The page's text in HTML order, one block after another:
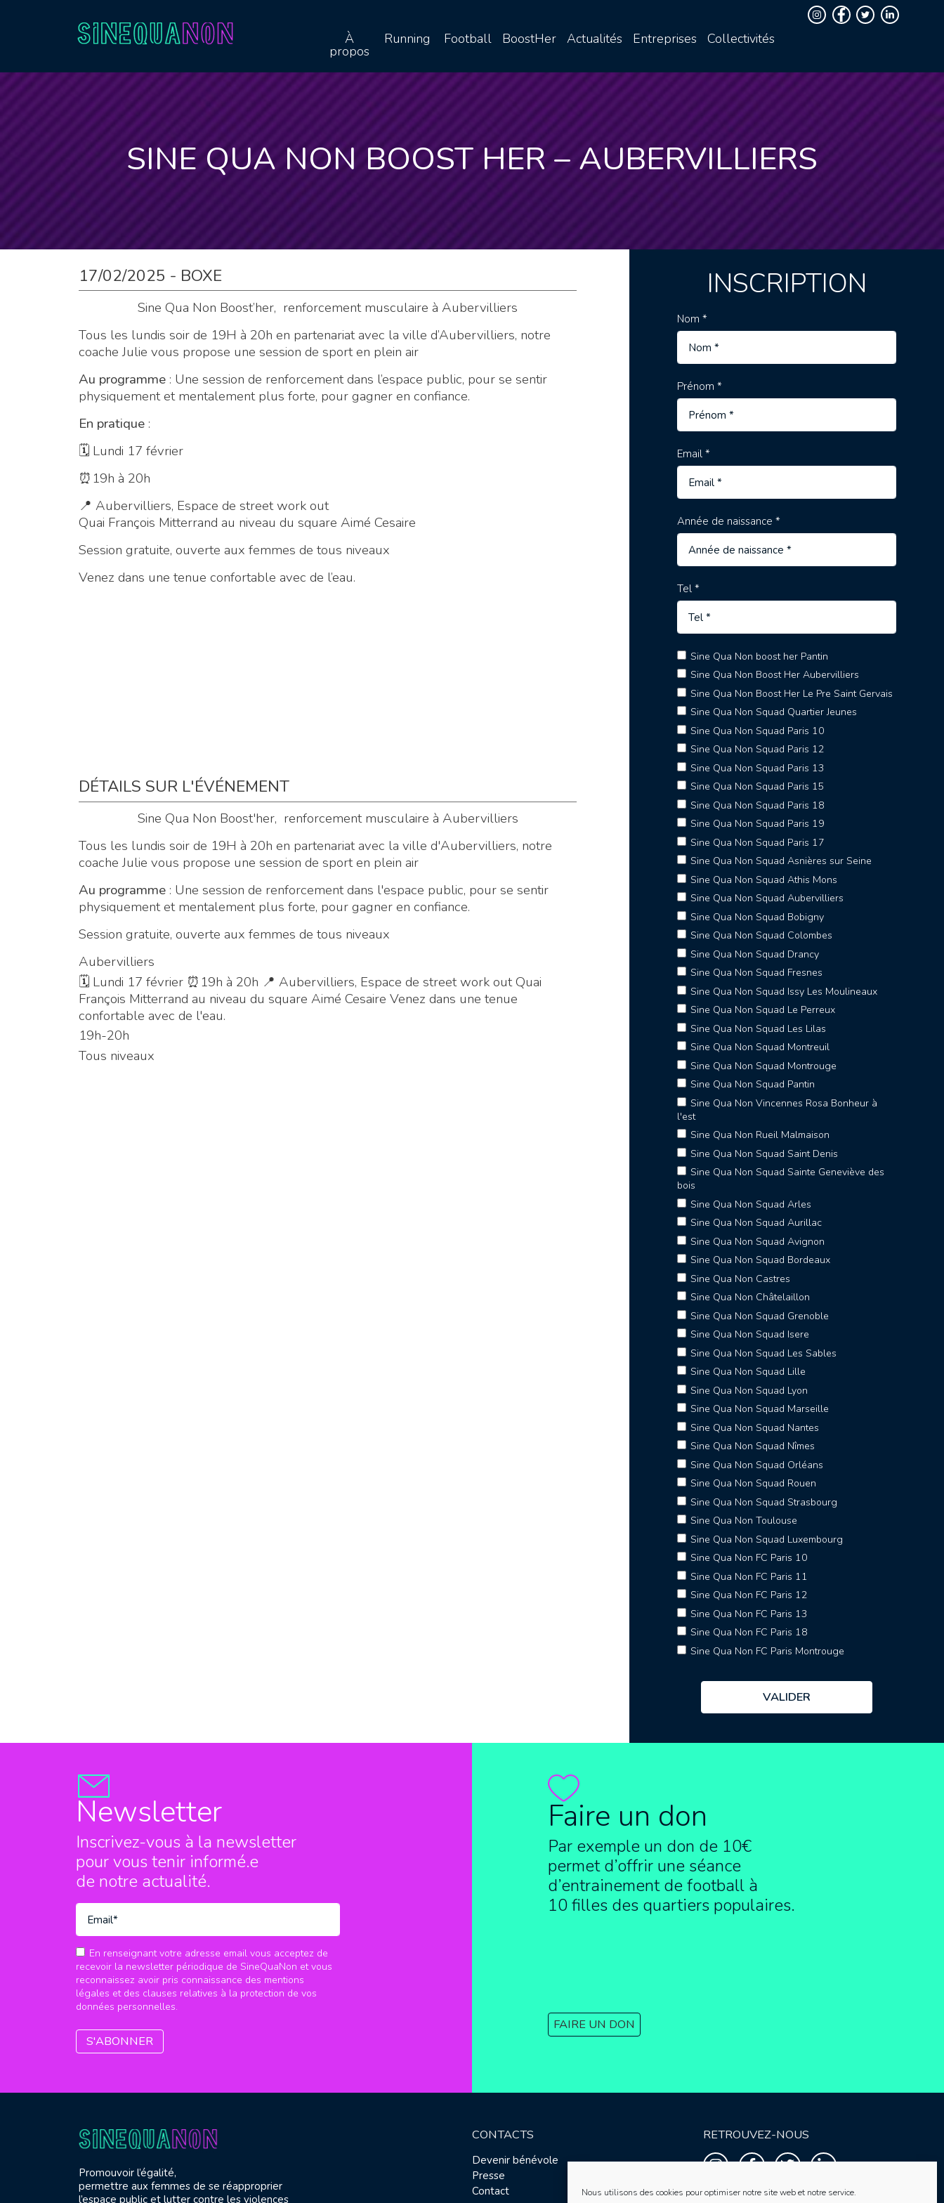
Nous utilisons des cookies pour optimiser notre site web et notre service.
À
propos
Running Football BoostHer Actualités Entreprises Collectivités
SINE QUA NON BOOST HER – AUBERVILLIERS
17/02/2025 - BOXE
Sine Qua Non Boost’her, renforcement musculaire à Aubervilliers
Tous les lundis soir de 19H à 20h en partenariat avec la ville d’Aubervilliers, notre
coache Julie vous propose une session de sport en plein air
Au programme : Une session de renforcement dans l’espace public, pour se sentir
physiquement et mentalement plus forte, pour gagner en confiance.
En pratique :
🗓 Lundi 17 février
⏰19h à 20h
📍 Aubervilliers, Espace de street work out
Quai François Mitterrand au niveau du square Aimé Cesaire
Session gratuite, ouverte aux femmes de tous niveaux
Venez dans une tenue confortable avec de l’eau.
DÉTAILS SUR L'ÉVÉNEMENT
Sine Qua Non Boost'her, renforcement musculaire à Aubervilliers
Tous les lundis soir de 19H à 20h en partenariat avec la ville d'Aubervilliers, notre
coache Julie vous propose une session de sport en plein air
Au programme : Une session de renforcement dans l'espace public, pour se sentir
physiquement et mentalement plus forte, pour gagner en confiance.
Session gratuite, ouverte aux femmes de tous niveaux
Aubervilliers
🗓 Lundi 17 février ⏰19h à 20h 📍 Aubervilliers, Espace de street work out Quai
François Mitterrand au niveau du square Aimé Cesaire Venez dans une tenue
confortable avec de l'eau.
19h-20h
Tous niveaux
INSCRIPTION
Nom *
Prénom *
Email *
Année de naissance *
Tel *
Sine Qua Non boost her Pantin
Sine Qua Non Boost Her Aubervilliers
Sine Qua Non Boost Her Le Pre Saint Gervais
Sine Qua Non Squad Quartier Jeunes
Sine Qua Non Squad Paris 10
Sine Qua Non Squad Paris 12
Sine Qua Non Squad Paris 13
Sine Qua Non Squad Paris 15
Sine Qua Non Squad Paris 18
Sine Qua Non Squad Paris 19
Sine Qua Non Squad Paris 17
Sine Qua Non Squad Asnières sur Seine
Sine Qua Non Squad Athis Mons
Sine Qua Non Squad Aubervilliers
Sine Qua Non Squad Bobigny
Sine Qua Non Squad Colombes
Sine Qua Non Squad Drancy
Sine Qua Non Squad Fresnes
Sine Qua Non Squad Issy Les Moulineaux
Sine Qua Non Squad Le Perreux
Sine Qua Non Squad Les Lilas
Sine Qua Non Squad Montreuil
Sine Qua Non Squad Montrouge
Sine Qua Non Squad Pantin
Sine Qua Non Vincennes Rosa Bonheur à
l'est
Sine Qua Non Rueil Malmaison
Sine Qua Non Squad Saint Denis
Sine Qua Non Squad Sainte Geneviève des
bois
Sine Qua Non Squad Arles
Sine Qua Non Squad Aurillac
Sine Qua Non Squad Avignon
Sine Qua Non Squad Bordeaux
Sine Qua Non Castres
Sine Qua Non Châtelaillon
Sine Qua Non Squad Grenoble
Sine Qua Non Squad Isere
Sine Qua Non Squad Les Sables
Sine Qua Non Squad Lille
Sine Qua Non Squad Lyon
Sine Qua Non Squad Marseille
Sine Qua Non Squad Nantes
Sine Qua Non Squad Nîmes
Sine Qua Non Squad Orléans
Sine Qua Non Squad Rouen
Sine Qua Non Squad Strasbourg
Sine Qua Non Toulouse
Sine Qua Non Squad Luxembourg
Sine Qua Non FC Paris 10
Sine Qua Non FC Paris 11
Sine Qua Non FC Paris 12
Sine Qua Non FC Paris 13
Sine Qua Non FC Paris 18
Sine Qua Non FC Paris Montrouge
Newsletter
Inscrivez-vous à la newsletter
pour vous tenir informé.e
de notre actualité.
En renseignant votre adresse email vous acceptez de
recevoir la newsletter périodique de SineQuaNon et vous
reconnaissez avoir pris connaissance des mentions
légales et des clauses relatives à la protection de vos
données personnelles.
Faire un don
Par exemple un don de 10€
permet d’offrir une séance
d’entrainement de football à
10 filles des quartiers populaires.
FAIRE UN DON
Promouvoir l’égalité,
permettre aux femmes de se réapproprier
l’espace public et lutter contre les violences
CONTACTS
Devenir bénévole
Presse
Contact
RETROUVEZ-NOUS